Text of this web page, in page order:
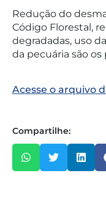
Redução do
Código Florestal,
degradadas, uso
da pecuária são
Acesse o arquivo
Compartilhe: